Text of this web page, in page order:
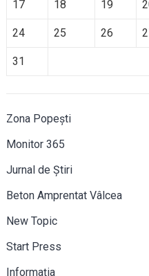
17 18 19
24 25 26
31
Zona Popești
Monitor 365
Jurnal de Știri
Beton Amprentat Vâlcea
New Topic
Start Press
Informația